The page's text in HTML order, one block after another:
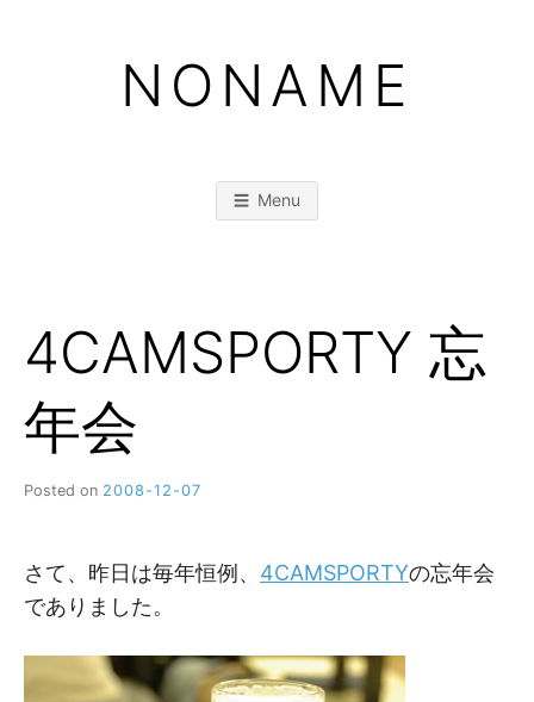
NONAME
Menu
4CAMSPORTY 忘
年会
Posted on 2008-12-07
M
さて、昨日は毎年恒例、 4CAMSPORTYの忘年会
でありました。